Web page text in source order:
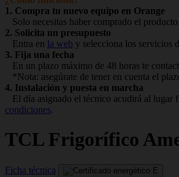
1. Compra tu nuevo equipo en Orange
Solo necesitas haber comprado el
2. Solicita un presupuesto
Entra en la web y selecciona los servicios
3. Fija una fecha
En un plazo máximo de 48 horas te
*Nota: asegúrate de tener en cuenta el
4. Instalación y puesta en marcha
El día asignado el técnico acudirá al lugar
condiciones.
TCL Frigorífico
Ficha técnica